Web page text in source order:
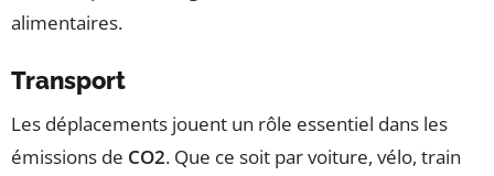
alimentaires.
Transport
Les déplacements jouent un rôle essentiel dans les
émissions de CO2. Que ce soit par voiture, vélo, train